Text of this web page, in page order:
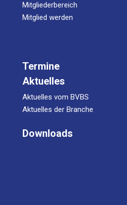
Mitgliederbereich
Mitglied werden
Termine
Aktuelles
Aktuelles vom BVBS
Aktuelles der Branche
Downloads